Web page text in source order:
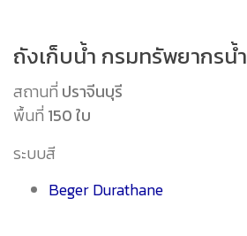
ถังเก็บน้ำ กรมทรัพยากรน้ำ
สถานที่ ปราจีนบุรี
พื้นที่ 150 ใบ
ระบบสี
Beger Durathane